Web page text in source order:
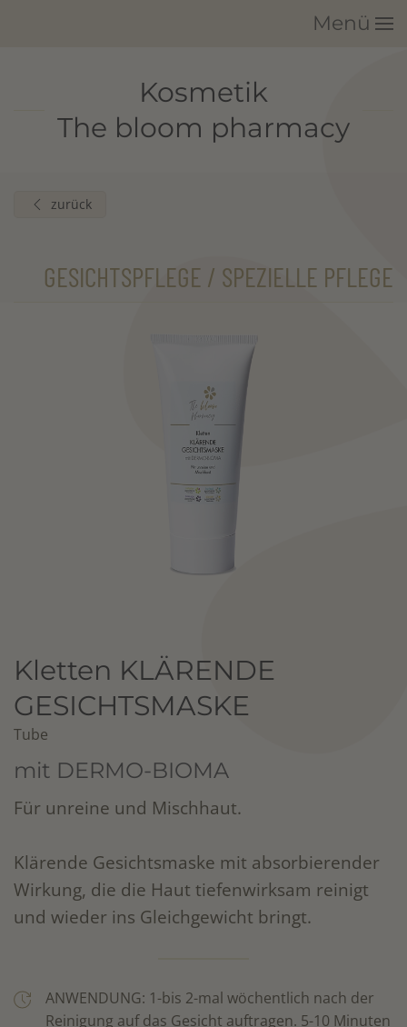
Menü
Kosmetik
The bloom pharmacy
zurück
GESICHTSPFLEGE / SPEZIELLE PFLEGE
Kletten KLÄRENDE
GESICHTSMASKE
Tube
mit DERMO-BIOMA
Für unreine und Mischhaut.
Klärende Gesichtsmaske mit absorbierender
Wirkung, die die Haut tiefenwirksam reinigt
und wieder ins Gleichgewicht bringt.
ANWENDUNG: 1-bis 2-mal wöchentlich nach der
Reinigung auf das Gesicht auftragen. 5-10 Minuten